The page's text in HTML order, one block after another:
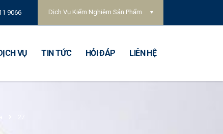
Dịch Vụ Kiểm Nghiệm Sản Phẩm
9066
VỤ TIN TỨC HỎI ĐÁP LIÊN HỆ